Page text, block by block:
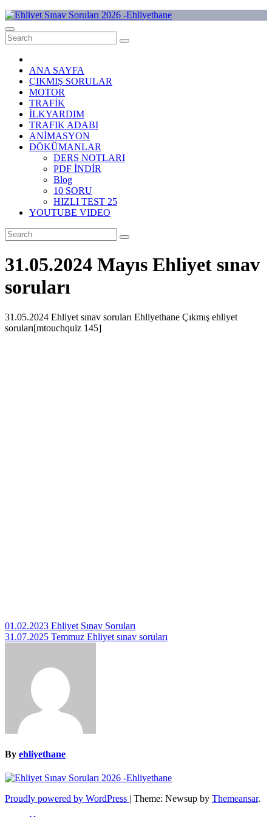
Skip
to
content
Ehliyet Sınav Soruları 2026 -Ehliyethane
ANA SAYFA
ÇIKMIŞ SORULAR
MOTOR
TRAFİK
İLKYARDIM
TRAFIK ADABI
ANİMASYON
DÖKÜMANLAR
DERS NOTLARI
PDF İNDİR
Blog
10 SORU
HIZLI TEST 25
YOUTUBE VIDEO
31.05.2024 Mayıs Ehliyet sınav
soruları
31.05.2024 Ehliyet sınav soruları Ehliyethane Çıkmış ehliyet
soruları[mtouchquiz 145]
Yazı
gezinmesi
01.02.2023 Ehliyet Sınav Soruları
31.07.2025 Temmuz Ehliyet sınav soruları
By ehliyethane
Proudly powered by WordPress | Theme: Newsup by Themeansar.